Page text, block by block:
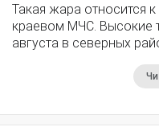
Такая жара относится
краевом МЧС. Высокие
августа в северных